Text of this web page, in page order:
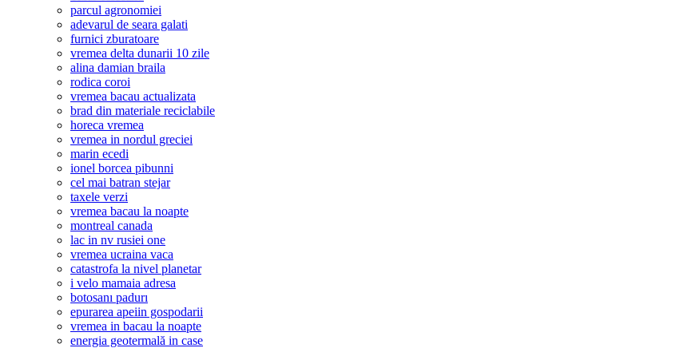
parcul agronomiei
adevarul de seara galati
furnici zburatoare
vremea delta dunarii 10 zile
alina damian braila
rodica coroi
vremea bacau actualizata
brad din materiale reciclabile
horeca vremea
vremea in nordul greciei
marin ecedi
ionel borcea pibunni
cel mai batran stejar
taxele verzi
vremea bacau la noapte
montreal canada
lac in nv rusiei one
vremea ucraina vaca
catastrofa la nivel planetar
i velo mamaia adresa
botosanı padurı
epurarea apeiin gospodarii
vremea in bacau la noapte
energia geotermală in case